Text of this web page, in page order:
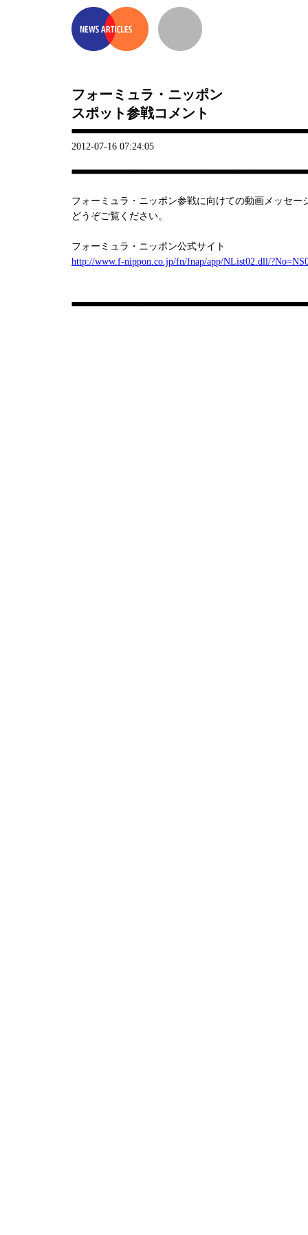
フォーミュラ・ニッポン
スポット参戦コメント
2012-07-16 07:24:05
フォーミュラ・ニッポン参戦に向けての動画メッセー
どうぞご覧ください。
フォーミュラ・ニッポン公式サイト
http://www.f-nippon.co.jp/fn/fnap/app/NList02.dll/